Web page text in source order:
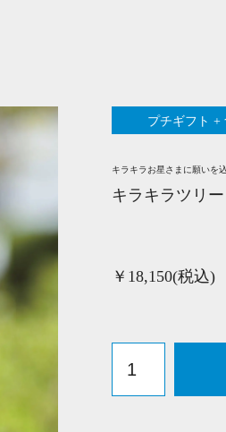
プチギフト +
キラキラお星さまに願いを
キラキラツリ
￥18,150(税込)
キ